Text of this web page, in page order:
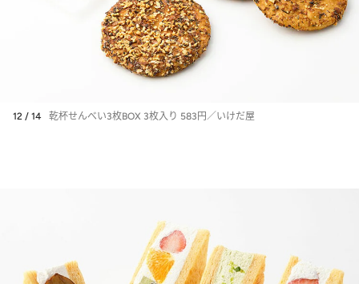
12 / 14 乾杯せんべい3枚BOX 3枚入り 583円／いけだ屋